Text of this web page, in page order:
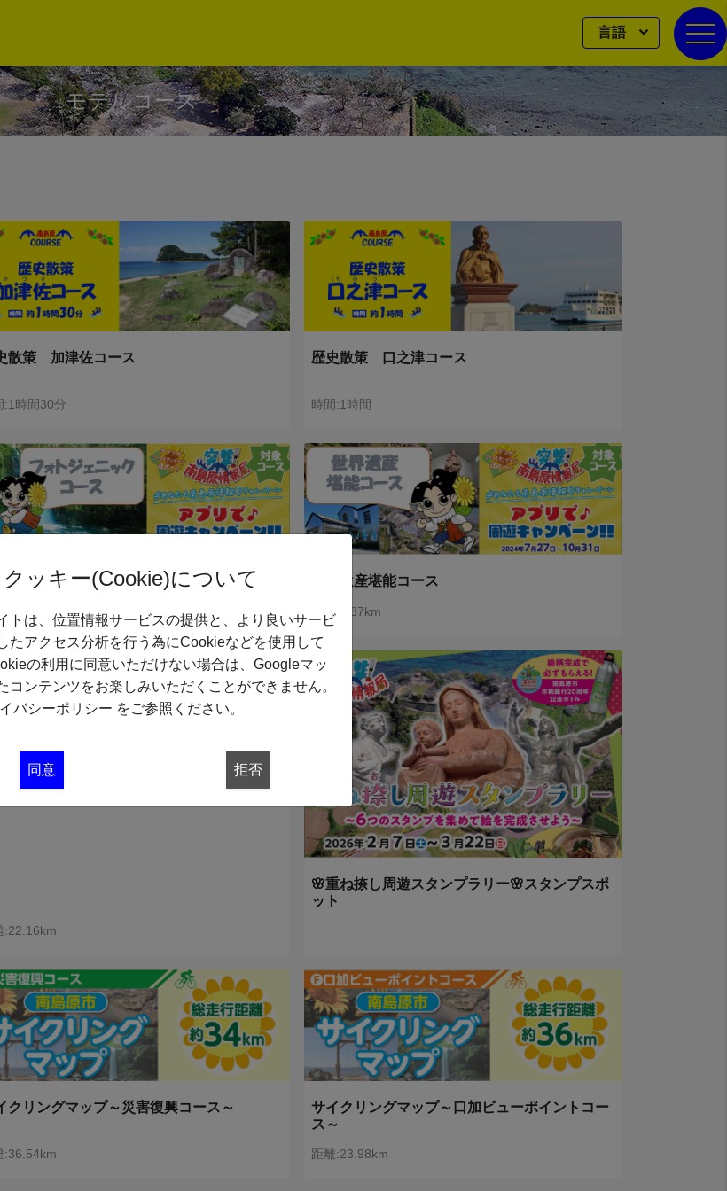
言語
モデルコース
散策 加津佐コース
:1時間30分
歴史散策 口之津コース
時間:1時間
トジェニックコース
:40.75km
世界遺産堪能コース
距離:7.87km
クリングコース
:22.16km
🌸重ね捺し周遊スタンプラリー🌸スタンプスポ
ット
クリングマップ～災害復興コース～
:36.54km
サイクリングマップ～口加ビューポイントコー
ス～
距離:23.98km
クッキー(Cookie)について
トは、位置情報サービスの提供と、より良いサービ
たアクセス分析を行う為にCookieなどを使用して
の利用に同意いただけない場合は、Googleマッ
コンテンツをお楽しみいただくことができません。
バシーポリシー をご参照ください。
同意 拒否